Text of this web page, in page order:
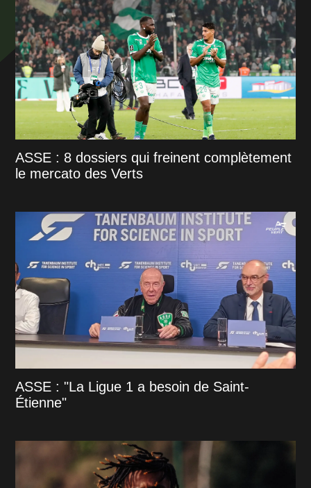
ASSE : 8 dossiers qui freinent complètement
le mercato des Verts
ASSE : "La Ligue 1 a besoin de Saint-
Étienne"